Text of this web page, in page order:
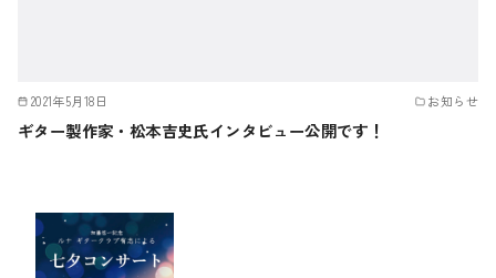
2021年5月18日 お知らせ
ギター製作家・松本吉史氏インタビュー公開です！